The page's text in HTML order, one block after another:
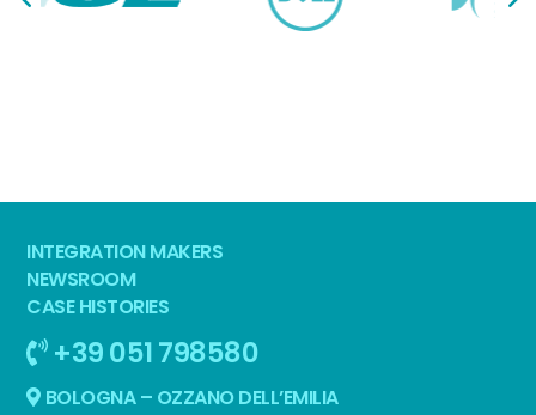
INTEGRATION MAKERS
NEWSROOM
CASE HISTORIES
+39 051 798580
BOLOGNA – OZZANO DELL’EMILIA